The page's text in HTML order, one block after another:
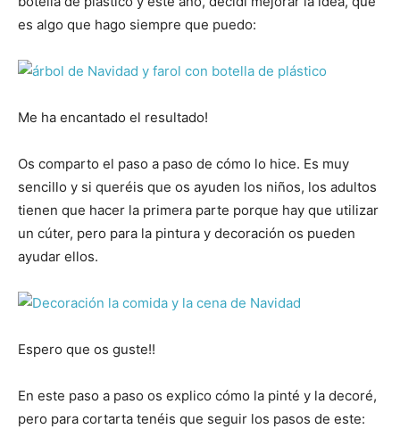
es algo que hago siempre que puedo:
Me ha encantado el resultado!
Os comparto el paso a paso de cómo lo hice. Es muy
sencillo y si queréis que os ayuden los niños, los adultos
tienen que hacer la primera parte porque hay que utilizar
un cúter, pero para la pintura y decoración os pueden
ayudar ellos.
Espero que os guste!!
En este paso a paso os explico cómo la pinté y la decoré,
pero para cortarta tenéis que seguir los pasos de este: